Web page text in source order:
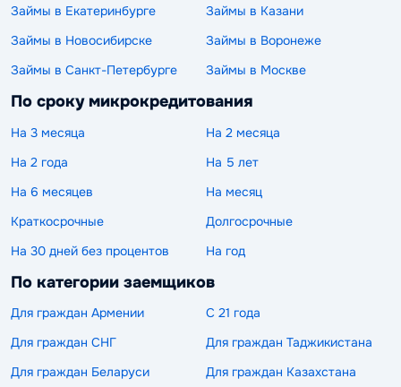
Займы в Екатеринбурге
Займы в Казани
Займы в Новосибирске
Займы в Воронеже
Займы в Санкт-Петербурге
Займы в Москве
По сроку микрокредитования
На 3 месяца
На 2 месяца
На 2 года
На 5 лет
На 6 месяцев
На месяц
Краткосрочные
Долгосрочные
На 30 дней без процентов
На год
По категории заемщиков
Для граждан Армении
С 21 года
Для граждан СНГ
Для граждан Таджикистана
Для граждан Беларуси
Для граждан Казахстана